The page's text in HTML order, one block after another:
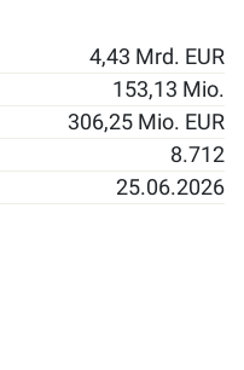
4,43 Mrd. EUR
153,13 Mio.
306,25 Mio. EUR
8.712
25.06.2026